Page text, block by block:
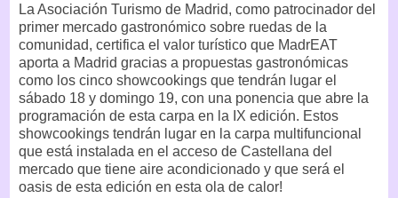
La Asociación Turismo de Madrid, como patrocinador del
primer mercado gastronómico sobre ruedas de la
comunidad, certifica el valor turístico que MadrEAT
aporta a Madrid gracias a propuestas gastronómicas
como los cinco showcookings que tendrán lugar el
sábado 18 y domingo 19, con una ponencia que abre la
programación de esta carpa en la IX edición. Estos
showcookings tendrán lugar en la carpa multifuncional
que está instalada en el acceso de Castellana del
mercado que tiene aire acondicionado y que será el
oasis de esta edición en esta ola de calor!